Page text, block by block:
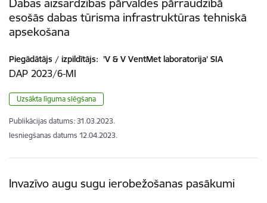
esošās dabas tūrisma infrastruktūras tehniskā
apsekošana
Piegādātājs / izpildītājs: 'V & V VentMet laboratorija' SIA
DAP 2023/6-MI
Uzsākta līguma slēgšana
Publikācijas datums: 31.03.2023.
Iesniegšanas datums 12.04.2023.
Invazīvo augu sugu ierobežošanas pasākumi